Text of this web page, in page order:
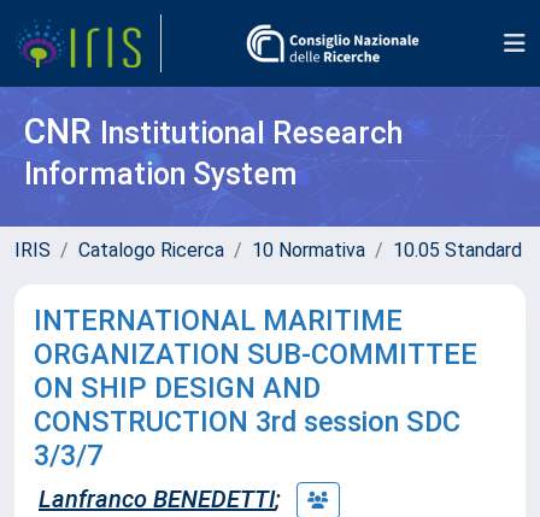
CNR Institutional Research
Information System
IRIS Catalogo Ricerca 10 Normativa 10.05 Standard
INTERNATIONAL MARITIME
ORGANIZATION SUB-COMMITTEE
ON SHIP DESIGN AND
CONSTRUCTION 3rd session SDC
3/3/7
Lanfranco BENEDETTI;